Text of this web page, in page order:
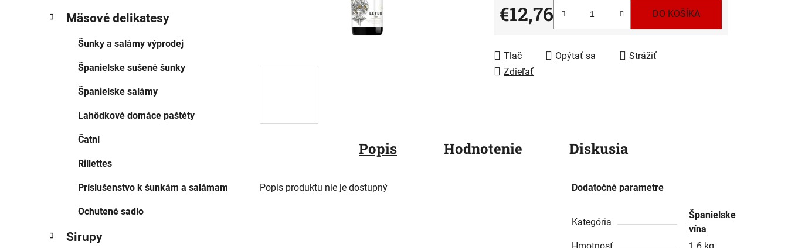
e
ó
Mäsové delikatesy
Šunky a salámy výprodej
Španielske sušené šunky
Španielske salámy
Lahôdkové domáce paštéty
Čatní
Rillettes
Príslušenstvo k šunkám a salámam
Ochutené sadlo
Sirupy
€12,76
Jednotková cena:
DO KOŠÍKA
Tlač Opýtať sa
Strážiť
Zdieľať
Popis Hodnotenie Diskusia
Popis produktu nie je dostupný Dodatočné parametre
Kategória
Španielske
vína